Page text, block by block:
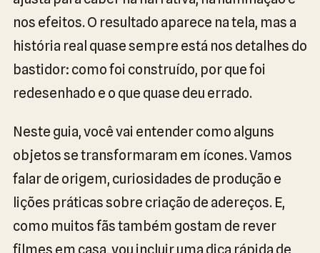
nos efeitos. O resultado aparece na tela, mas a
história real quase sempre está nos detalhes do
bastidor: como foi construído, por que foi
redesenhado e o que quase deu errado.
Neste guia, você vai entender como alguns
objetos se transformaram em ícones. Vamos
falar de origem, curiosidades de produção e
lições práticas sobre criação de adereços. E,
como muitos fãs também gostam de rever
filmes em casa, vou incluir uma dica rápida de